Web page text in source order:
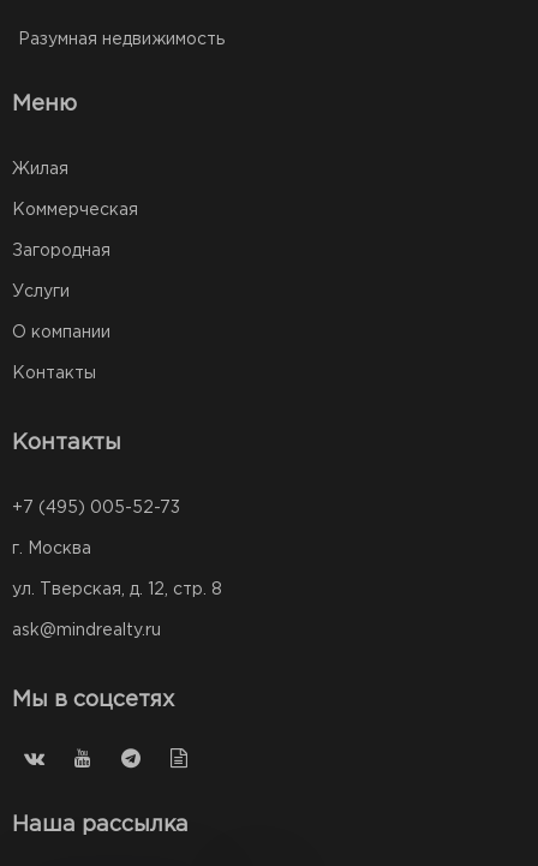
Разумная недвижимость
Меню
Жилая
Коммерческая
Загородная
Услуги
О компании
Контакты
Контакты
+7 (495) 005-52-73
г. Москва
ул. Тверская, д. 12, стр. 8
ask@mindrealty.ru
Мы в соцсетях
Наша рассылка